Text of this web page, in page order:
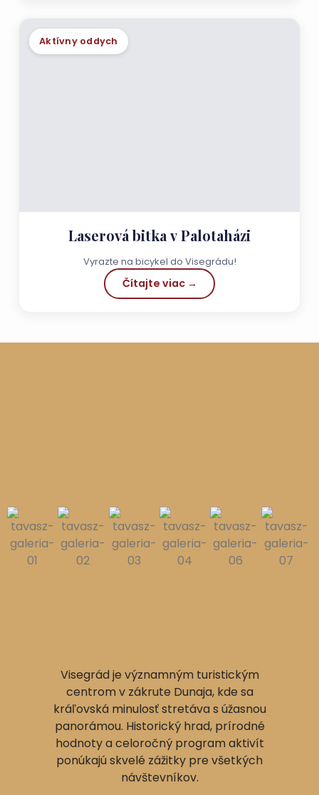
Aktívny oddych
Laserová bitka v Palotaházi
Vyrazte na bicykel do Visegrádu!
Čítajte viac →
Visegrád je významným turistickým
centrom v zákrute Dunaja, kde sa
kráľovská minulosť stretáva s úžasnou
panorámou. Historický hrad, prírodné
hodnoty a celoročný program aktivít
ponúkajú skvelé zážitky pre všetkých
návštevníkov.